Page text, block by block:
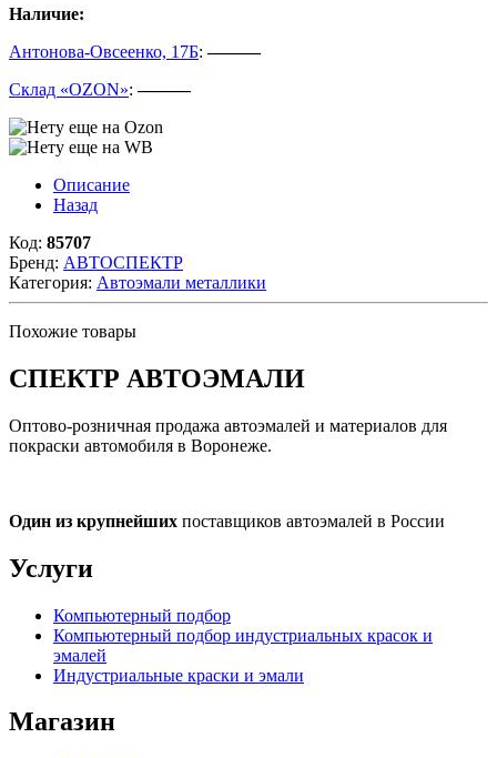
Наличие:
Антонова-Овсеенко, 17Б:———
Склад «OZON»:———
Описание
Назад
Код: 85707
Бренд: АВТОСПЕКТР
Категория: Автоэмали металлики
Похожие товары
СПЕКТР АВТОЭМАЛИ
Оптово-розничная продажа автоэмалей и материалов для
покраски автомобиля в Воронеже.
Один из крупнейших поставщиков автоэмалей в России
Услуги
Компьютерный подбор
Компьютерный подбор индустриальных красок и
эмалей
Индустриальные краски и эмали
Магазин